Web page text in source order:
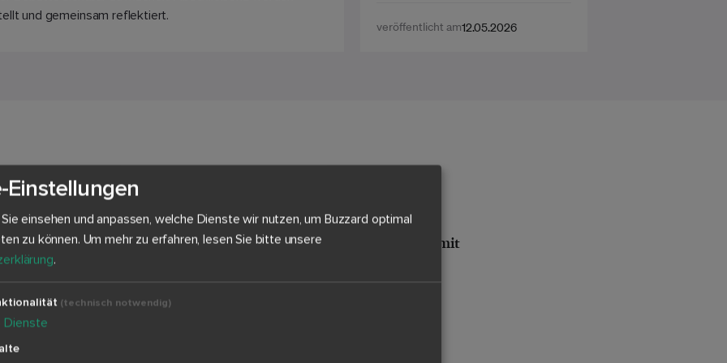
und gemeinsam reflektiert.
veröffentlicht am12.05.2026
sich das
pro Monat (79,99€/Jahr) erhalten Sie vollen Zugriff zu Buzzard mit
Pro- & Contra-Debatten
Updates - mit redaktionell geprüften Inhalten
Einstellungen
einsehen und anpassen, welche Dienste wir nutzen, um Buzzard optimal
zu können. Um mehr zu erfahren, lesen Sie bitte unsere
.
(technisch notwendig)
Dienste